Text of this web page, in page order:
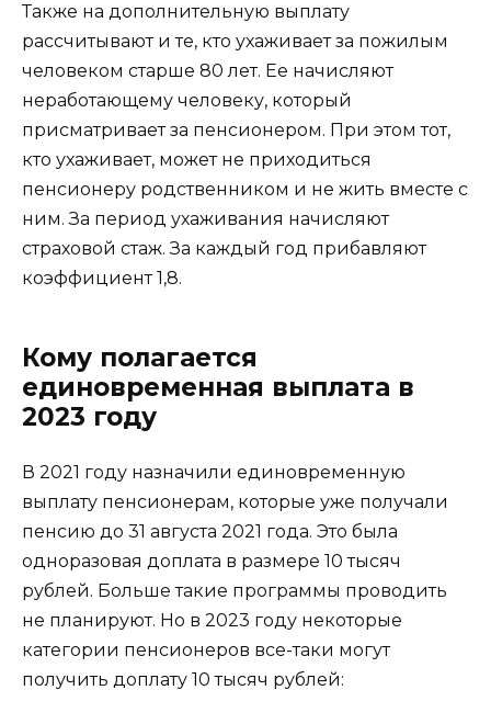
Также на дополнительную выплату
рассчитывают и те, кто ухаживает за пожилым
человеком старше 80 лет. Ее начисляют
неработающему человеку, который
присматривает за пенсионером. При этом тот,
кто ухаживает, может не приходиться
пенсионеру родственником и не жить вместе с
ним. За период ухаживания начисляют
страховой стаж. За каждый год прибавляют
коэффициент 1,8.
Кому полагается
единовременная выплата в
2023 году
В 2021 году назначили единовременную
выплату пенсионерам, которые уже получали
пенсию до 31 августа 2021 года. Это была
одноразовая доплата в размере 10 тысяч
рублей. Больше такие программы проводить
не планируют. Но в 2023 году некоторые
категории пенсионеров все-таки могут
получить доплату 10 тысяч рублей: